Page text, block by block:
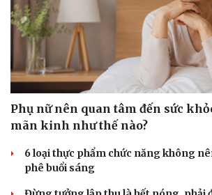
Phụ nữ nên quan tâm đến sức
mãn kinh như thế nào?
6 loại thực phẩm chức năng không
phê buổi sáng